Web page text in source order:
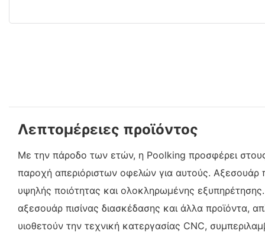
Λεπτομέρειες προϊόντος
Με την πάροδο των ετών, η Poolking προσφέρει
παροχή απεριόριστων οφελών για αυτούς. Αξεσουάρ
υψηλής ποιότητας και ολοκληρωμένης
αξεσουάρ πισίνας διασκέδασης και άλλα προϊόντα,
υιοθετούν την τεχνική κατεργασίας CNC,